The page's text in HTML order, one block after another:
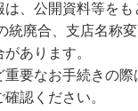
、公開資料等をも
統廃合、支店名称
あります。
要なお手続きの
認ください。